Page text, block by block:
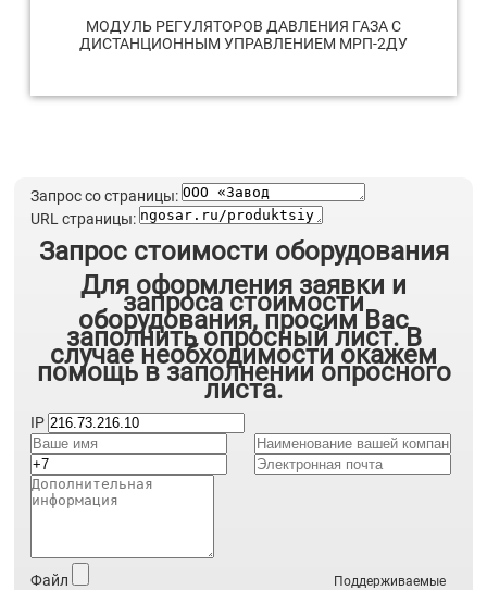
МОДУЛЬ РЕГУЛЯТОРОВ ДАВЛЕНИЯ ГАЗА С
ДИСТАНЦИОННЫМ УПРАВЛЕНИЕМ МРП-2ДУ
Запрос со страницы:
URL страницы:
Запрос стоимости оборудования
Для оформления заявки и
запроса стоимости
оборудования, просим Вас
заполнить опросный лист. В
случае необходимости окажем
помощь в заполнении опросного
листа.
IP
Файл
Поддерживаемые